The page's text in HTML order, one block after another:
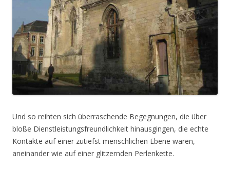
Und so reihten sich überraschende Begegnungen, die über
bloße Dienstleistungsfreundlichkeit hinausgingen, die echte
Kontakte auf einer zutiefst menschlichen Ebene waren,
aneinander wie auf einer glitzernden Perlenkette.